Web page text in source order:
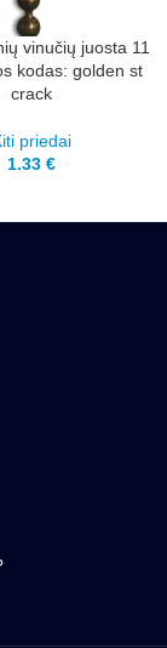
vinučių juosta 11
kodas: golden st
crack
priedai
1.33 €